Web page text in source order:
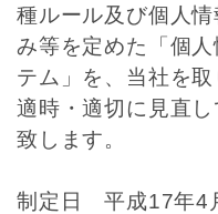
種ルール及び個人
み等を定めた「個
テム」を、当社を取
適時・適切に見直
致します。
制定日 平成17年4